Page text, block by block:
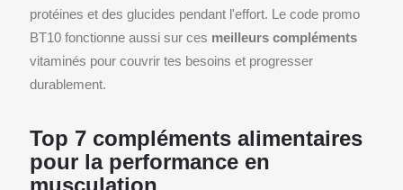
protéines et des glucides pendant l'effort. Le code promo
BT10 fonctionne aussi sur ces meilleurs compléments
vitaminés pour couvrir tes besoins et progresser
durablement.
Top 7 compléments alimentaires
pour la performance en